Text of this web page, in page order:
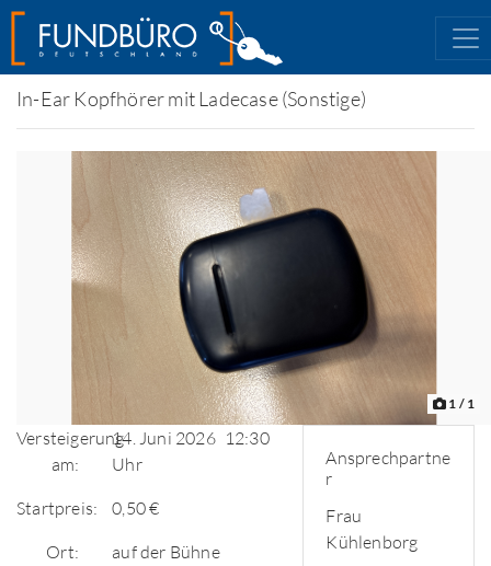
In-Ear Kopfhörer mit Ladecase (Sonstige)
1 / 1
Versteigerung
am:
14. Juni 2026 12:30
Uhr
Startpreis:
0,50 €
Ort:
auf der Bühne
Ansprechpartne
r
Frau
Kühlenborg